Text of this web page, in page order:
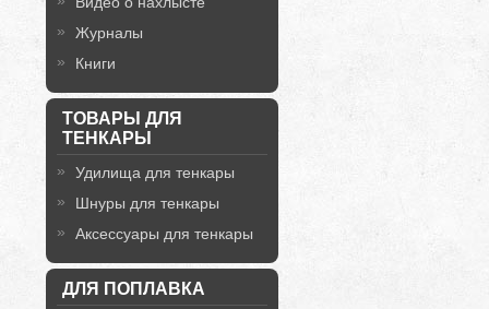
Журналы
Книги
ТОВАРЫ ДЛЯ
ТЕНКАРЫ
Удилища для тенкары
Шнуры для тенкары
Аксессуары для тенкары
ДЛЯ ПОПЛАВКА